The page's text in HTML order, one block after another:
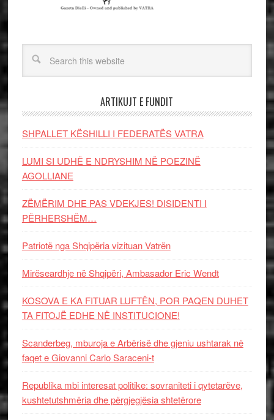
ARTIKUJT E FUNDIT
SHPALLET KËSHILLI I FEDERATËS VATRA
LUMI SI UDHË E NDRYSHIM NË POEZINË
AGOLLIANE
ZËMËRIM DHE PAS VDEKJES! DISIDENTI I
PËRHERSHËM…
Patriotë nga Shqipëria vizituan Vatrën
Mirëseardhje në Shqipëri, Ambasador Eric Wendt
KOSOVA E KA FITUAR LUFTËN, POR PAQEN DUHET
TA FITOJË EDHE NË INSTITUCIONE!
Scanderbeg, mburoja e Arbërisë dhe gjeniu ushtarak në
faqet e Giovanni Carlo Saraceni-t
Republika mbi interesat politike: sovraniteti i qytetarëve,
kushtetutshmëria dhe përgjegjësia shtetërore